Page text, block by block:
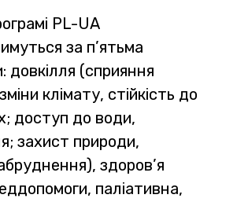
PL-UA
за п’ятьма
довкілля (сприяння
клімату, стійкість до
доступ до води,
захист природи,
здоров’я
паліативна,